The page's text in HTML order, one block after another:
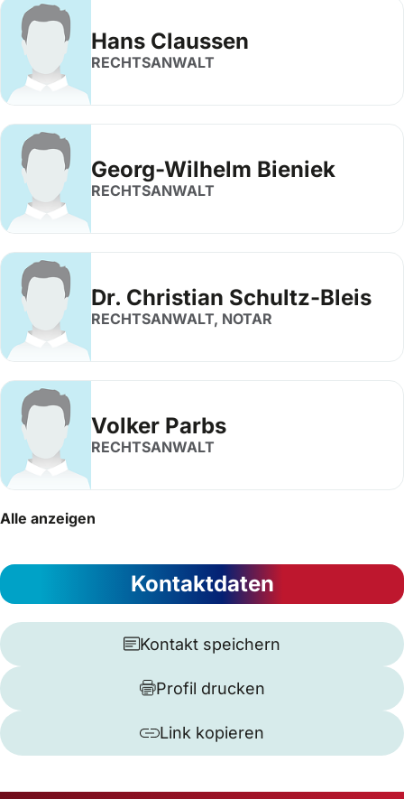
Hans Claussen
RECHTSANWALT
Georg-Wilhelm Bieniek
RECHTSANWALT
Dr. Christian Schultz-Bleis
RECHTSANWALT, NOTAR
Volker Parbs
RECHTSANWALT
Alle anzeigen
Kontaktdaten
Kontakt speichern
Profil drucken
Link kopieren